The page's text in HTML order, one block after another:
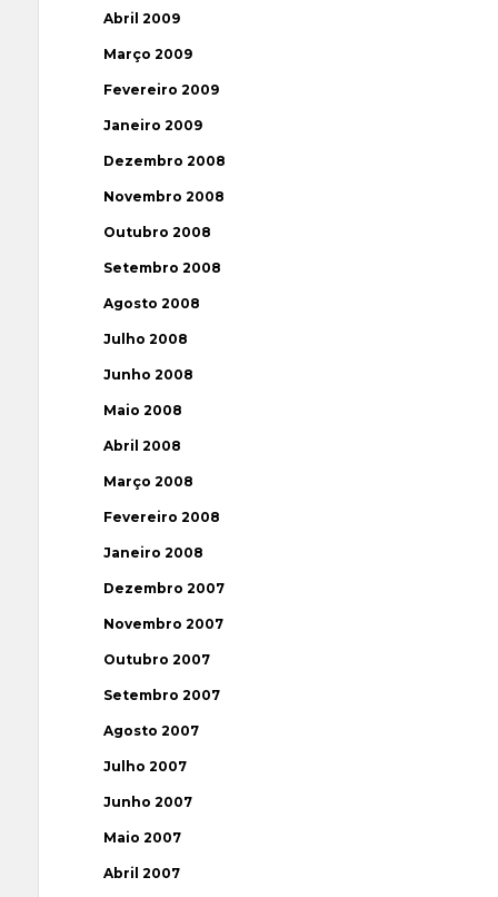
Abril 2009
Março 2009
Fevereiro 2009
Janeiro 2009
Dezembro 2008
Novembro 2008
Outubro 2008
Setembro 2008
Agosto 2008
Julho 2008
Junho 2008
Maio 2008
Abril 2008
Março 2008
Fevereiro 2008
Janeiro 2008
Dezembro 2007
Novembro 2007
Outubro 2007
Setembro 2007
Agosto 2007
Julho 2007
Junho 2007
Maio 2007
Abril 2007